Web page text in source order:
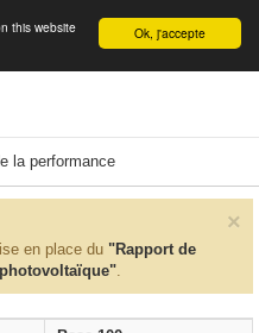
English Ok, j'accepte
this website
la performance
×
en place du "Rapport de
.